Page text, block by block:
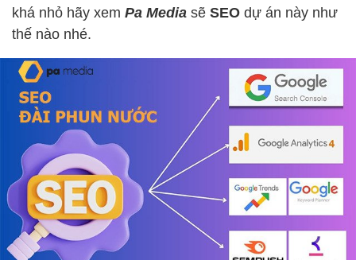
khá nhỏ hãy xem Pa Media sẽ SEO dự án này như
thế nào nhé.